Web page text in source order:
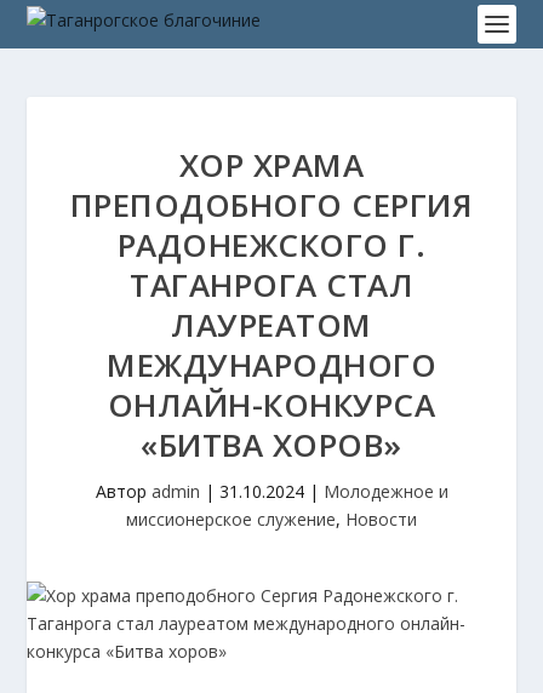
ХОР ХРАМА
ПРЕПОДОБНОГО СЕРГИЯ
РАДОНЕЖСКОГО Г.
ТАГАНРОГА СТАЛ
ЛАУРЕАТОМ
МЕЖДУНАРОДНОГО
ОНЛАЙН-КОНКУРСА
«БИТВА ХОРОВ»
Автор admin | 31.10.2024| Молодежное и
миссионерское служение, Новости